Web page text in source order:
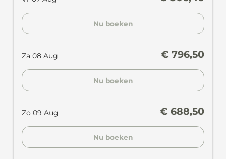
Nu boeken
Za 08 Aug € 796,50
Nu boeken
Zo 09 Aug € 688,50
Nu boeken